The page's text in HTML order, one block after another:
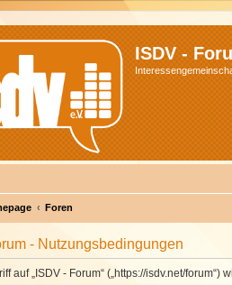
ISDV -
Foren
- Nutzungsbedingungen
auf „ISDV - Forum“ („https://isdv.net/